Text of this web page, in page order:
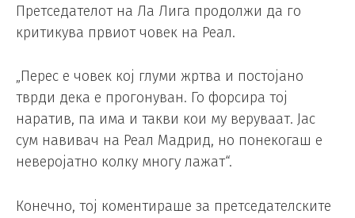
Претседателот на Ла Лига продолжи да го
критикува првиот човек на Реал.
„Перес е човек кој глуми жртва и постојано
тврди дека е прогонуван. Го форсира тој
наратив, па има и такви кои му веруваат. Јас
сум навивач на Реал Мадрид, но понекогаш е
неверојатно колку многу лажат“.
Конечно, тој коментираше за претседателските